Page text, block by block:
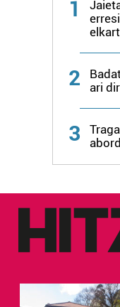
1
2
ari
3